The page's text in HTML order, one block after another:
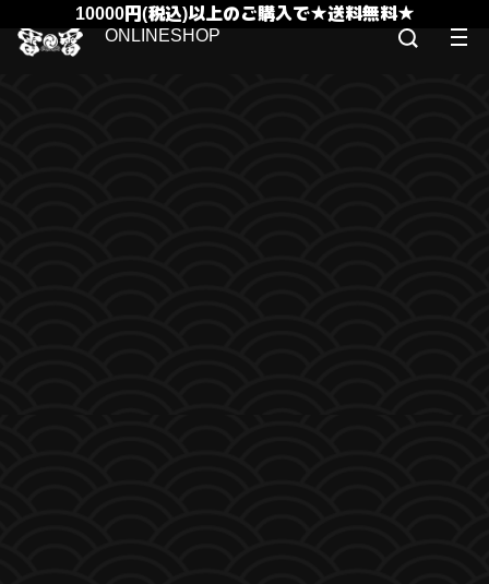
10000円(税込)以上のご購入で★送料無料★
ONLINESHOP